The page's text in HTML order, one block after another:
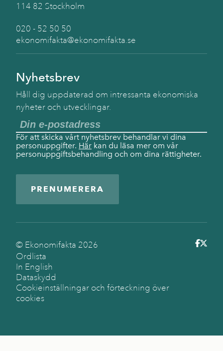
114 82 Stockholm
020 - 52 50 50
ekonomifakta@ekonomifakta.se
Nyhetsbrev
Håll dig uppdaterad om intressanta ekonomiska
nyheter och utvecklingar.
För att skicka vårt nyhetsbrev behandlar vi dina
personuppgifter. Här kan du läsa mer om vår
personuppgiftsbehandling och om dina rättigheter.
PRENUMERERA
© Ekonomifakta 2026
Ordlista
In English
Dataskydd
Cookieinställningar och förteckning över
cookies